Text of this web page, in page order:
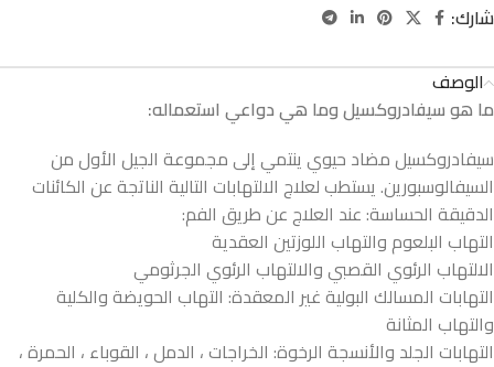
شارك:
الوصف
ما هوسيفادروكسيلوما هيدواعي استعماله:
سيفادروكسيل مضاد حيوي ينتمي إلى مجموعة الجيل الأول من
السيفالوسبورين. يستطب لعلاج الالتهابات التالية الناتجة عن الكائنات
الدقيقة الحساسة: عند العلاج عن طريق الفم:
التهاب البلعوم والتهاب اللوزتين العقدية
الالتهاب الرئوي القصبي والالتهاب الرئوي الجرثومي
التهابات المسالك البولية غير المعقدة: التهاب الحويضة والكلية
والتهاب المثانة
التهابات الجلد والأنسجة الرخوة: الخراجات ، الدمل ، القوباء ، الحمرة ،